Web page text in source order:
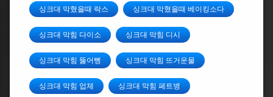
싱크대 막혔을때 락스 싱크대 막혔을때 베이킹소다
싱크대 막힘 다이소 싱크대 막힘 디시
싱크대 막힘 뚫어뻥 싱크대 막힘 뜨거운물
싱크대 막힘 업체 싱크대 막힘 페트병